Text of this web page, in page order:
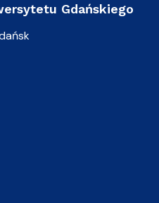
Gdańskiego